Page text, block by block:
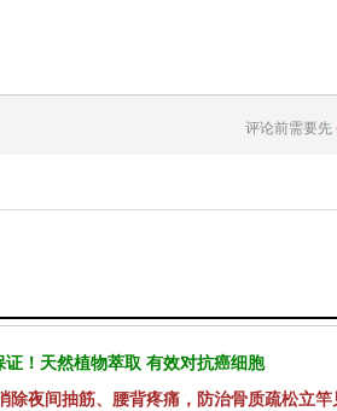
评论前需要先
！天然植物萃取 有效对抗癌细胞
除夜间抽筋、腰背疼痛，防治骨质疏松立竿